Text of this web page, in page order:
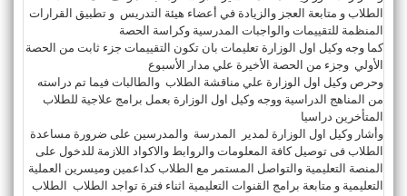
الطلاب و متابعة العجز والزيادة في أعضاء هيئة التدريس و تطبيق القرارات
المنظمة للتقييمات والواجبات المدرسية وكراسة الحصة
كما وجه وكيل اول الوزارة تعليمات بان تكون التقييمات جزء ثابت من الحصة
الأولي وجزء من الحصة الأخيرة علي مدار الأسبوع
وحرص وكيل اول الوزارة علي مناقشة الطلاب والطالبات فيما تم دراسته
من المناهج الدراسية ووجه وكيل اول الوزارة بعمل برامج علاجية للطلاب
المتأخرين دراسيا
وأشار وكيل اول الوزارة لمدير المدرسة والمدرسين على ضرورة مساعدة
الطلاب فى توصيل كافة المعلومات والروابط والاكواد اللازمة للدخول على
المنصة التعليمية والتواصل المستمر مع الطلاب كداعمين وميسرين العملية
التعليمية و متابعة برامج القنوات التعليمية اثناء فترة تواجد الطلاب الطلاب